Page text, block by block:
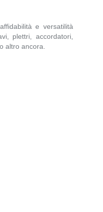
e versatilità
plettri, accordatori,
altro ancora.